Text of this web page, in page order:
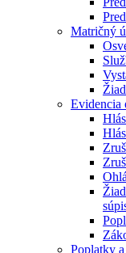
Matričný
Evidencia
Poplatky